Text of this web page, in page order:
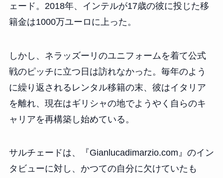
ェード。2018年、インテルが17歳の彼に投じた移
籍金は1000万ユーロに上った。
しかし、ネラッズーリのユニフォームを着て公式
戦のピッチに立つ日は訪れなかった。毎年のよう
に繰り返されるレンタル移籍の末、彼はイタリア
を離れ、現在はギリシャの地でようやく自らのキ
ャリアを再構築し始めている。
サルチェードは、『Gianlucadimarzio.com』のイン
タビューに対し、かつての自分に欠けていたも